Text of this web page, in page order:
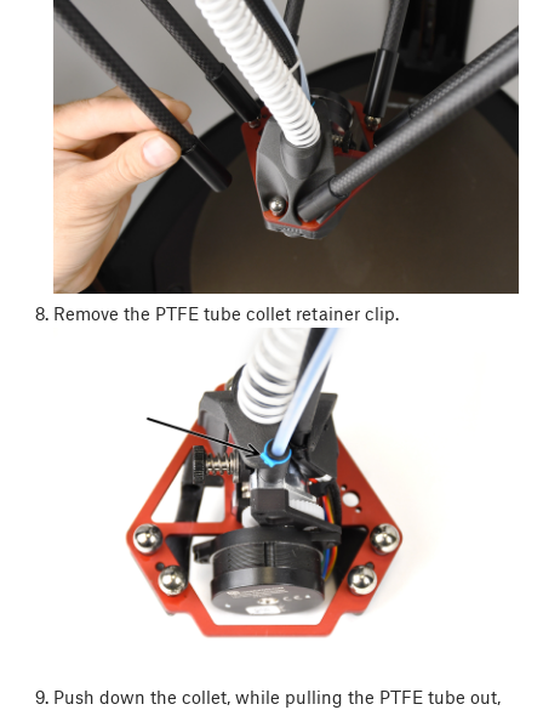
Remove the PTFE tube collet retainer clip.
Push down the collet, while pulling the PTFE tube out,